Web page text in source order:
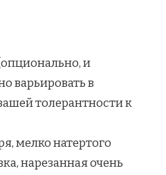
и
варьировать в
толерантности к
мелко натертого
нарезанная очень